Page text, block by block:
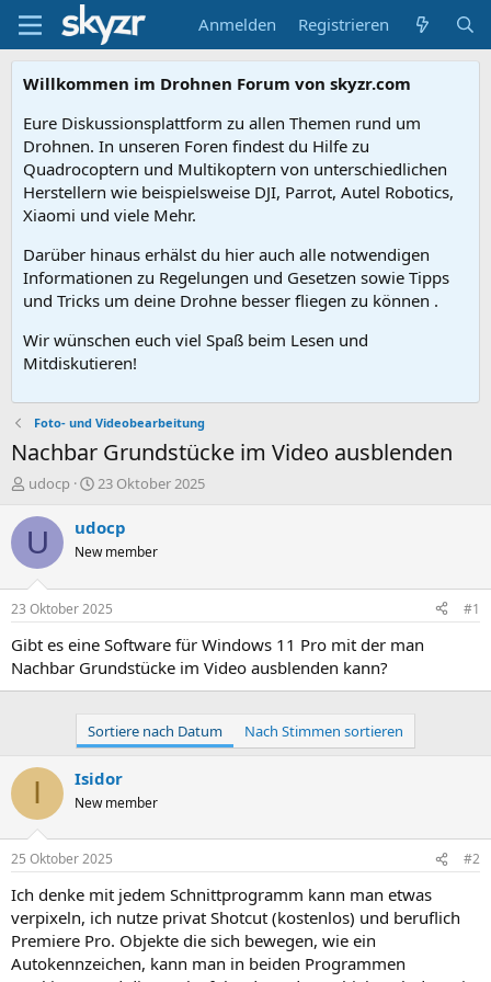
Anmelden Registrieren
Willkommen im Drohnen Forum von skyzr.com
Eure Diskussionsplattform zu allen Themen rund um
Drohnen. In unseren Foren findest du Hilfe zu
Quadrocoptern und Multikoptern von unterschiedlichen
Herstellern wie beispielsweise DJI, Parrot, Autel Robotics,
Xiaomi und viele Mehr.
Darüber hinaus erhälst du hier auch alle notwendigen
Informationen zu Regelungen und Gesetzen sowie Tipps
und Tricks um deine Drohne besser fliegen zu können .
Wir wünschen euch viel Spaß beim Lesen und
Mitdiskutieren!
Foto- und Videobearbeitung
Nachbar Grundstücke im Video ausblenden
E
s
e
r
udocp
E
s
e
l
t
a
23 Oktober 2025
U udocp
New member
23 Oktober 2025 #1
Gibt es eine Software für Windows 11 Pro mit der man
Nachbar Grundstücke im Video ausblenden kann?
Sortiere nach Datum Nach Stimmen sortieren
I Isidor
New member
25 Oktober 2025 #2
Ich denke mit jedem Schnittprogramm kann man etwas
verpixeln, ich nutze privat Shotcut (kostenlos) und beruflich
Premiere Pro. Objekte die sich bewegen, wie ein
Autokennzeichen, kann man in beiden Programmen